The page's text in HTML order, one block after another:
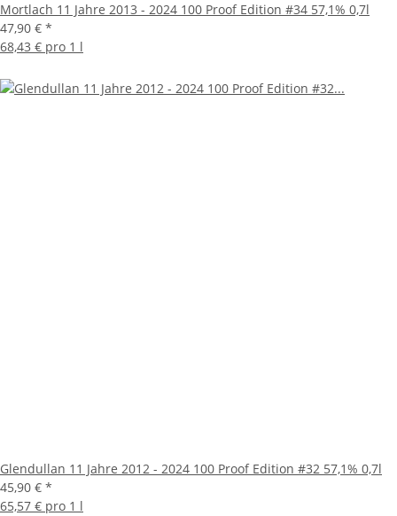
Mortlach 11 Jahre 2013 - 2024 100 Proof Edition #34 57,1% 0,7l
47,90 € *
68,43 € pro 1 l
Glendullan 11 Jahre 2012 - 2024 100 Proof Edition #32 57,1% 0,7l
45,90 € *
65,57 € pro 1 l